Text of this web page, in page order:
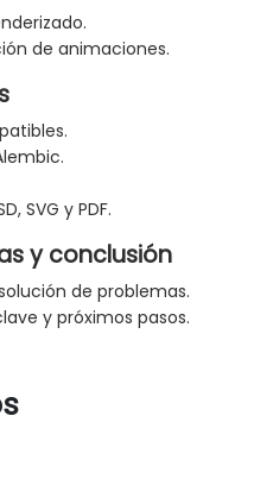
de animaciones.
SVG y PDF.
y conclusión
de problemas.
y próximos pasos.